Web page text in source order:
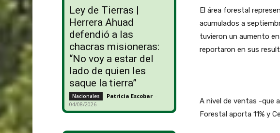
Ley de Tierras |
Herrera Ahuad
defendió a las
chacras misioneras:
“No voy a estar del
lado de quien les
saque la tierra”
Nacionales Patricia Escobar -
04/08/2026
El área forestal
acumulados a
tuvieron un aumento
reportaron en sus
A nivel de ventas -que
Forestal aporta 11% y